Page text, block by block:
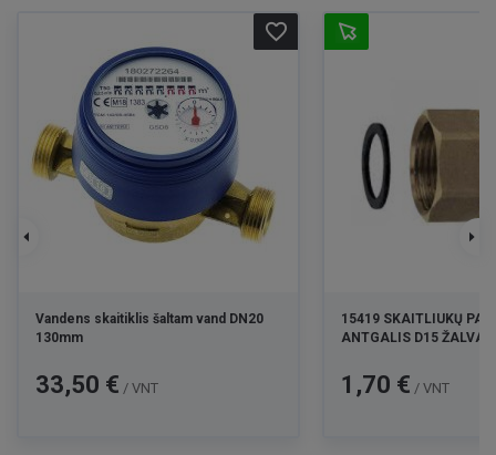
Vandens skaitiklis šaltam vand DN20
130mm
Kaina
33,50 € / VNT
favorite_border
15419 SKAITLIUKŲ
ANTGALIS D15
Kaina
1,70 € / VNT